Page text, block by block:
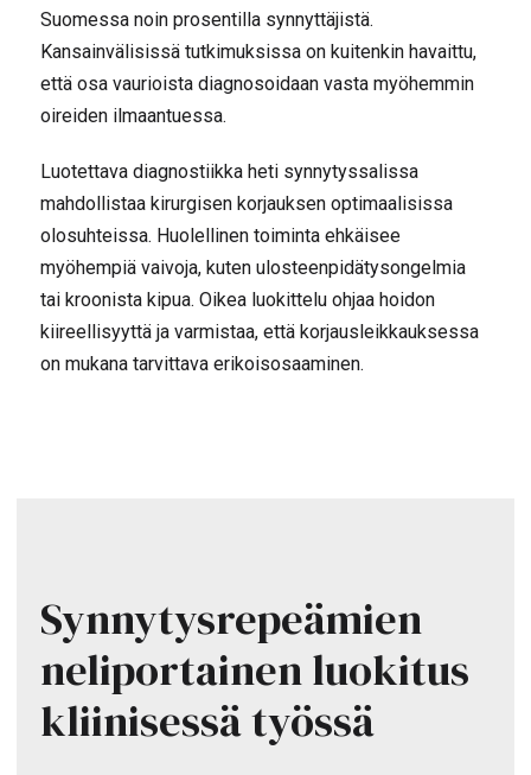
Suomessa noin prosentilla synnyttäjistä.
Kansainvälisissä tutkimuksissa on kuitenkin havaittu,
että osa vaurioista diagnosoidaan vasta myöhemmin
oireiden ilmaantuessa.
Luotettava diagnostiikka heti synnytyssalissa
mahdollistaa kirurgisen korjauksen optimaalisissa
olosuhteissa. Huolellinen toiminta ehkäisee
myöhempiä vaivoja, kuten ulosteenpidätysongelmia
tai kroonista kipua. Oikea luokittelu ohjaa hoidon
kiireellisyyttä ja varmistaa, että korjausleikkauksessa
on mukana tarvittava erikoisosaaminen.
Synnytysrepeämien
neliportainen luokitus
kliinisessä työssä